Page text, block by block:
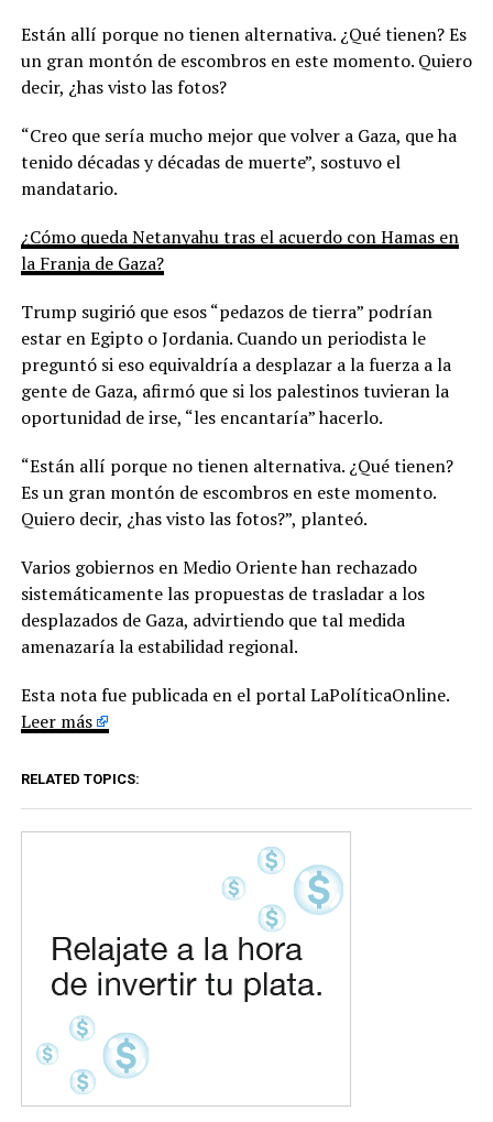
Están allí porque no tienen alternativa. ¿Qué tienen? Es
un gran montón de escombros en este momento. Quiero
decir, ¿has visto las fotos?
“Creo que sería mucho mejor que volver a Gaza, que ha
tenido décadas y décadas de muerte”, sostuvo el
mandatario.
¿Cómo queda Netanyahu tras el acuerdo con Hamas en
la Franja de Gaza?
Trump sugirió que esos “pedazos de tierra” podrían
estar en Egipto o Jordania. Cuando un periodista le
preguntó si eso equivaldría a desplazar a la fuerza a la
gente de Gaza, afirmó que si los palestinos tuvieran la
oportunidad de irse, “les encantaría” hacerlo.
“Están allí porque no tienen alternativa. ¿Qué tienen?
Es un gran montón de escombros en este momento.
Quiero decir, ¿has visto las fotos?”, planteó.
Varios gobiernos en Medio Oriente han rechazado
sistemáticamente las propuestas de trasladar a los
desplazados de Gaza, advirtiendo que tal medida
amenazaría la estabilidad regional.
Esta nota fue publicada en el portal LaPolíticaOnline.
Leer más
RELATED TOPICS: